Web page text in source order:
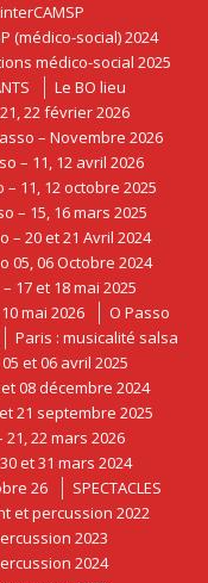
(médico-social) 2024
médico-social 2025
Le BO lieu
22 février 2026
– Novembre 2026
– 11, 12 avril 2026
11, 12 octobre 2025
– 15, 16 mars 2025
– 20 et 21 Avril 2024
05, 06 Octobre 2024
17 et 18 mai 2025
mai 2026
O Passo
Paris : musicalité salsa
et 06 avril 2025
08 décembre 2024
21 septembre 2025
22 mars 2026
et 31 mars 2024
26
SPECTACLES
et percussion 2022
2023
2024